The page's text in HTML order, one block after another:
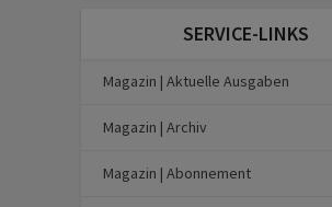
SERVICE-LINKS
Magazin | Aktuelle Ausgaben
Magazin | Archiv
Magazin | Abonnement